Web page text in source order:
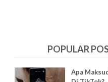
POPULAR
Apa